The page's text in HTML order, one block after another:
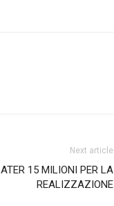
Next article
15 MILIONI PER LA
REALIZZAZIONE